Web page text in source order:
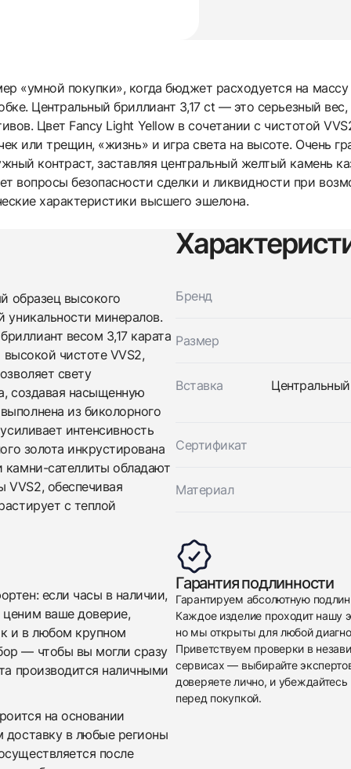
«умной покупки», когда бюджет расходуется на
Центральный бриллиант 3,17 ct — это серьезный
Цвет Fancy Light Yellow в сочетании с чистотой
или трещин, «жизнь» и игра света на высоте. Очень
контраст, заставляя центральный желтый камень
вопросы безопасности сделки и ликвидности при
характеристики высшего эшелона.
образец высокого
уникальности минералов.
весом 3,17 карата
высокой чистоте VVS2,
свету
создавая насыщенную
из биколорного
интенсивность
золота инкрустирована
сателлиты обладают
обеспечивая
с теплой
Бренд
Размер
Вставка
Сертификат
Материал
если часы в наличии,
ваше доверие,
и в любом крупном
— чтобы вы могли сразу
производится наличными
на основании
доставку в любые регионы
после
Гарантия подлинности
Гарантируем абсолютную
Каждое изделие проходит нашу
но мы открыты для любой
Приветствуем проверки в
сервисах — выбирайте
доверяете лично, и убеждайтесь
перед покупкой.
эти часы
ваши контактные данные и мы свяжемся с
Studio jewelry
Кольцо С Бриллиантом 3,17 Ct. Fly/Vvs2
Новые
$25,250
ваши контактные данные и мы свяжемся с
Studio jewelry
Кольцо С Бриллиантом 3,17 Ct. Fly/Vvs2
Новые Коробка + Документы
$25,250
Приложите фото ваших часов…
Отправить заявку